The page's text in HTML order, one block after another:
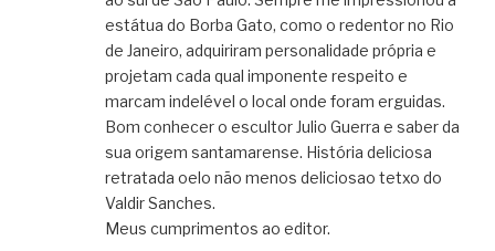
estátua do Borba Gato, como o redentor no Rio
de Janeiro, adquiriram personalidade própria e
projetam cada qual imponente respeito e
marcam indelével o local onde foram erguidas.
Bom conhecer o escultor Julio Guerra e saber da
sua origem santamarense. História deliciosa
retratada oelo não menos deliciosao tetxo do
Valdir Sanches.
Meus cumprimentos ao editor.